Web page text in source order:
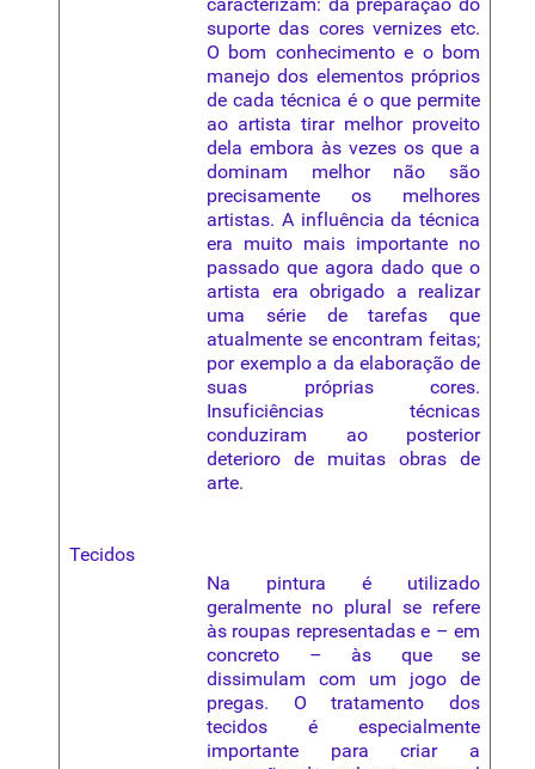
suporte das cores vernizes etc.
O bom conhecimento e o bom
manejo dos elementos próprios
de cada técnica é o que permite
ao artista tirar melhor proveito
dela embora às vezes os que a
dominam melhor não são
precisamente os melhores
artistas. A influência da técnica
era muito mais importante no
passado que agora dado que o
artista era obrigado a realizar
uma série de tarefas que
atualmente se encontram feitas;
por exemplo a da elaboração de
suas próprias cores.
Insuficiências técnicas
conduziram ao posterior
deterioro de muitas obras de
arte.
Tecidos
Na pintura é utilizado
geralmente no plural se refere
às roupas representadas e – em
concreto – às que se
dissimulam com um jogo de
pregas. O tratamento dos
tecidos é especialmente
importante para criar a